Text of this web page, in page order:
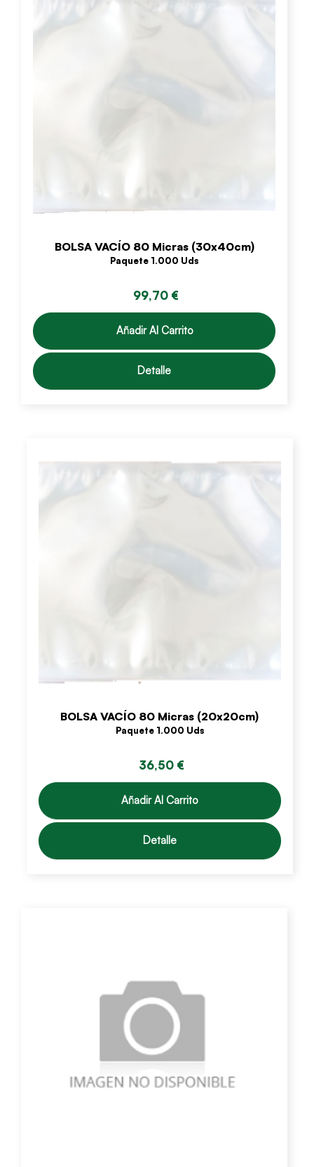
BOLSA VACÍO 80 Micras (30x40cm)
Paquete 1.000 Uds
99,70 €
Añadir Al Carrito
Detalle
BOLSA VACÍO 80 Micras (20x20cm)
Paquete 1.000 Uds
36,50 €
Añadir Al Carrito
Detalle